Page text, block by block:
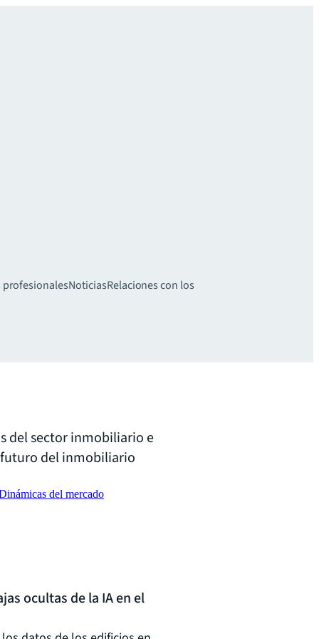
profesionalesNoticiasRelaciones con los
del sector inmobiliario e
del inmobiliario
del mercado
ocultas de la IA en el